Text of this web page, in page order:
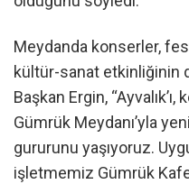
Meydanda konserler,
kültür-sanat etkinliğinin
Başkan Ergin,
Gümrük Meydanı’yla
gururunu yaşıyoruz.
işletmemiz Gümrük